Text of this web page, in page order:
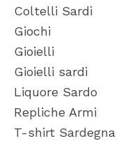
Coltelli Sardi
Giochi
Gioielli
Gioielli sardi
Liquore Sardo
Repliche Armi
T-shirt Sardegna